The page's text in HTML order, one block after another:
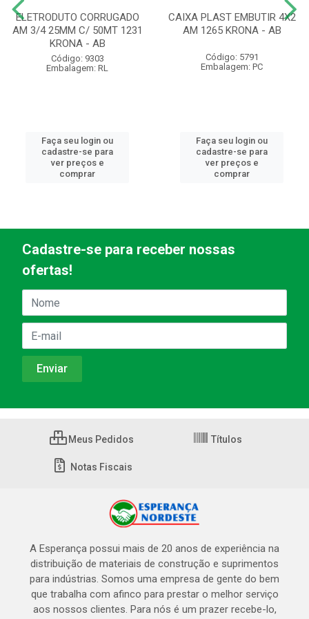
ELETRODUTO CORRUGADO
AM 3/4 25MM C/ 50MT 1231
KRONA - AB
Código: 9303
Embalagem: RL
Faça seu login ou
cadastre-se para
ver preços e
comprar
CAIXA PLAST EMBUTIR 4X2
AM 1265 KRONA - AB
Código: 5791
Embalagem: PC
Faça seu login ou
cadastre-se para
ver preços e
comprar
Cadastre-se para receber nossas
ofertas!
Meus Pedidos Títulos
Notas Fiscais
A Esperança possui mais de 20 anos de experiência na
distribuição de materiais de construção e suprimentos
para indústrias. Somos uma empresa de gente do bem
que trabalha com afinco para prestar o melhor serviço
aos nossos clientes. Para nós é um prazer recebe-lo,